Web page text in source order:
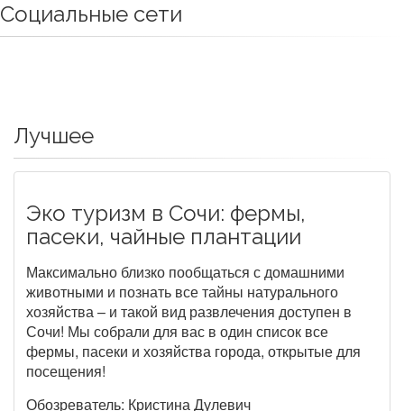
Социальные сети
Лучшее
Эко туризм в Сочи: фермы,
пасеки, чайные плантации
Максимально близко пообщаться с домашними
животными и познать все тайны натурального
хозяйства – и такой вид развлечения доступен в
Сочи! Мы собрали для вас в один список все
фермы, пасеки и хозяйства города, открытые для
посещения!
Обозреватель: Кристина Дулевич